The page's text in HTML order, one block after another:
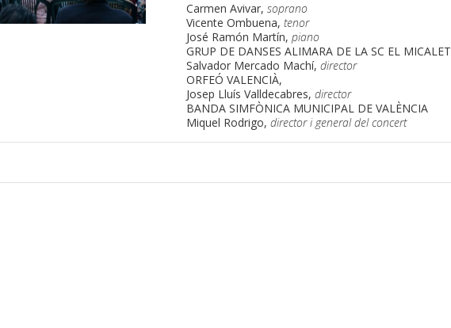
Carmen Avivar,soprano
Vicente Ombuena,tenor
José Ramón Martín,piano
GRUP DE DANSES ALIMARA DE LA SC EL MICALET
Salvador Mercado Machí,director
ORFEÓ VALENCIÀ,
Josep Lluís Valldecabres,director
BANDA SIMFÒNICA MUNICIPAL DE VALÈNCIA
Miquel Rodrigo,director i general del concert